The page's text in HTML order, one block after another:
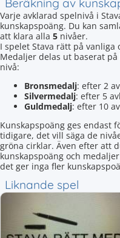
Beräkning av
Varje avklarad spelnivå i
kunskapspoäng. Du kan
att klara alla 5 nivåer.
I spelet Stava rätt på
Medaljer delas ut baserat
nivå:
Bronsmedalj: efter 2
Silvermedalj: efter 5
Guldmedalj: efter 10
Kunskapspoäng ges endast
tidigare, det vill säga de
gröna cirklar. Även efter att
kunskapspoäng och
det ger inga fler
Liknande spel